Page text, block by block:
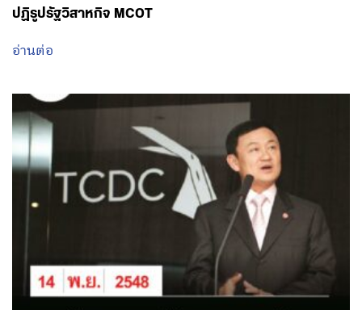
ปฏิรูปรัฐวิสาหกิจ MCOT
อ่านต่อ